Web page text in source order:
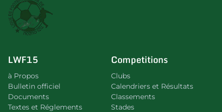
LWF15
à Propos
Bulletin officiel
Documents
Textes et Réglements
Competitions
Clubs
Calendriers et Résultats
Classements
Stades